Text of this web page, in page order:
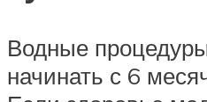
Водные
начинать с 6